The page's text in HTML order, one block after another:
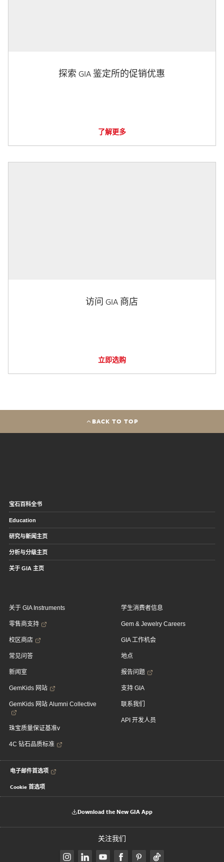
探索 GIA 鉴定所的促销优惠
了解更多
访问 GIA 商店
立即选购
BACK TO TOP
宝石百科全书
Education
研究与新闻主页
分析与分级主页
关于 GIA 主页
关于 GIA Instruments
零售商支持
校区商店
常见问答
新闻室
GemKids 网站
GemKids 网站 Alumni Collective
珠宝质量保证基准v
4C 钻石品质标准
学生消费者信息
Gem & Jewelry Careers
GIA 工作机会
地点
报告问题
支持 GIA
联系我们
API 开发人员
电子邮件首选项
Cookie 首选项
Download the New GIA App
关注我们